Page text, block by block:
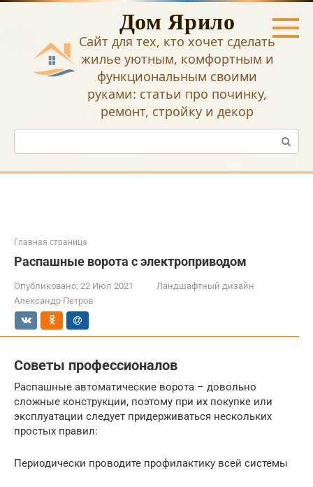
Перейти
Дом Ярило
Сайт для тех, кто хочет сделать
жилье уютным, комфортным и
функциональным своими
руками: статьи про починку,
ремонт, стройку и декор
Поиск:
Главная страница
Распашные ворота с электроприводом
Опубликовано: 22 Июл 2021
Ландшафтный дизайн
Александр Петров
Советы профессионалов
Распашные автоматические ворота – довольно
сложные конструкции, поэтому при их покупке или
эксплуатации следует придерживаться нескольких
простых правил:
Периодически проводите профилактику всей системы